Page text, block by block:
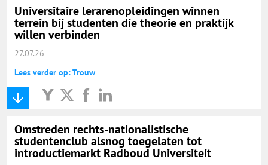
Universitaire lerarenopleidingen winnen
terrein bij studenten die theorie en praktijk
willen verbinden
27.07.26
Lees verder op: Trouw
Omstreden rechts-nationalistische
studentenclub alsnog toegelaten tot
introductiemarkt Radboud Universiteit